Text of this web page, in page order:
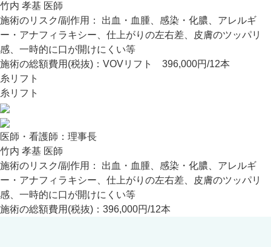
竹内 孝基 医師
施術のリスク/副作用：
出血・血腫、感染・化膿、アレルギ
ー・アナフィラキシー、仕上がりの左右差、皮膚のツッパリ
感、一時的に口が開けにくい等
施術の総額費用(税抜)： VOVリフト 396,000円/12本
糸リフト
糸リフト
医師・看護師： 理事長
竹内 孝基 医師
施術のリスク/副作用：
出血・血腫、感染・化膿、アレルギ
ー・アナフィラキシー、仕上がりの左右差、皮膚のツッパリ
感、一時的に口が開けにくい等
施術の総額費用(税抜)： 396,000円/12本